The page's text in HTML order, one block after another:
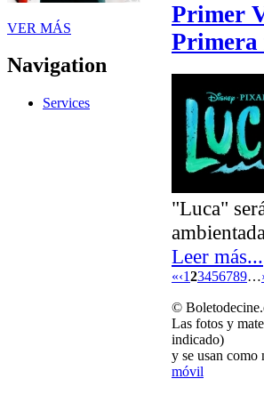
VER MÁS
Navigation
Services
Primer
Primera
"Luca"
Leer más...
«‹123456789…
©
Las fotos y
indicado)
y se usan como
móvil